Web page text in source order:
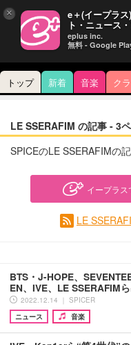
トップ 新着 音楽 ク
LE SSERAFIM の記事 - 3
SPICEのLE SSERAFIMの
イープラス
LE
BTS・J-HOPE、
EN、IVE、LE
2022.12.14 ｜ SPICER
ニュース
音楽
× e＋(イープラ
ト・ニュース
eplus inc.
無料 - Google